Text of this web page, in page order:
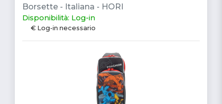
Borsette - Italiana - HORI
Disponibilità: Log-in
€ Log-in necessario